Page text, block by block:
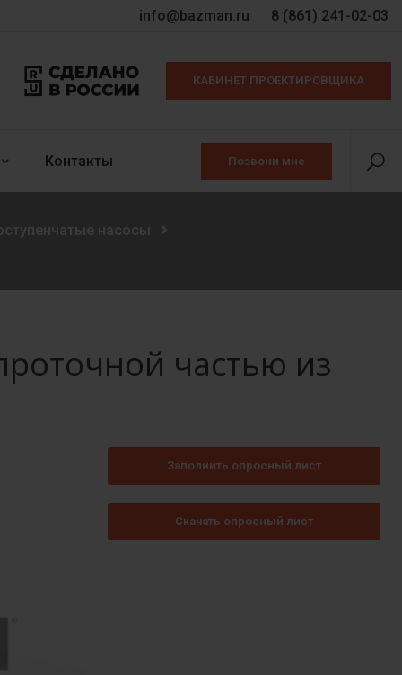
info@bazman.ru 8 (861) 241-02-03
КАБИНЕТ ПРОЕКТИРОВЩИКА
Контакты Позвони мне
насосы
частью из
Заполнить опросный лист
Скачать опросный лист